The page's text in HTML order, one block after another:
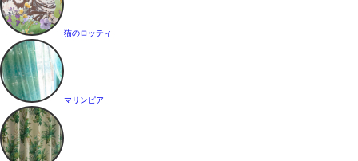
猫のロッティ
マリンピア